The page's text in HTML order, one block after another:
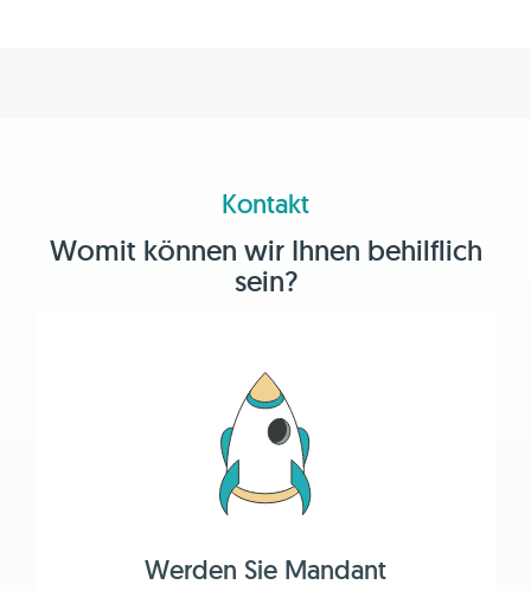
Kontakt
Womit können wir Ihnen behilflich
sein?
Werden Sie Mandant